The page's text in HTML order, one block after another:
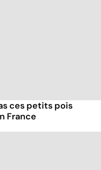
ces petits pois
France